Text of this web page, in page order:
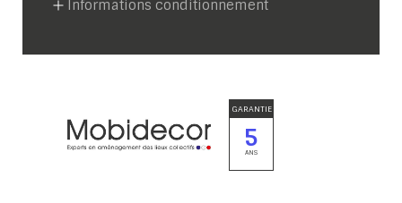
Informations conditionnement
GARANTIE
5
ANS